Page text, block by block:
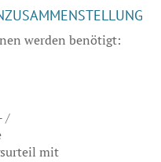
werden benötigt:
/
mit